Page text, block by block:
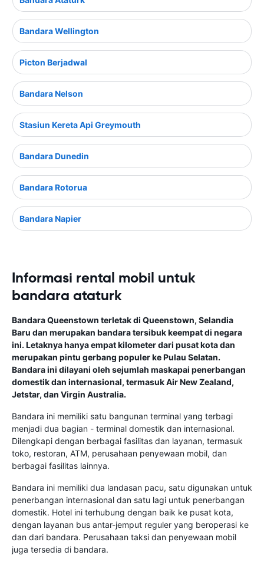
Bandara Wellington
Picton Berjadwal
Bandara Nelson
Stasiun Kereta Api Greymouth
Bandara Dunedin
Bandara Rotorua
Bandara Napier
Informasi rental mobil untuk
bandara ataturk
Bandara Queenstown terletak di Queenstown, Selandia
Baru dan merupakan bandara tersibuk keempat di negara
ini. Letaknya hanya empat kilometer dari pusat kota dan
merupakan pintu gerbang populer ke Pulau Selatan.
Bandara ini dilayani oleh sejumlah maskapai penerbangan
domestik dan internasional, termasuk Air New Zealand,
Jetstar, dan Virgin Australia.
Bandara ini memiliki satu bangunan terminal yang terbagi
menjadi dua bagian - terminal domestik dan internasional.
Dilengkapi dengan berbagai fasilitas dan layanan, termasuk
toko, restoran, ATM, perusahaan penyewaan mobil, dan
berbagai fasilitas lainnya.
Bandara ini memiliki dua landasan pacu, satu digunakan untuk
penerbangan internasional dan satu lagi untuk penerbangan
domestik. Hotel ini terhubung dengan baik ke pusat kota,
dengan layanan bus antar-jemput reguler yang beroperasi ke
dan dari bandara. Perusahaan taksi dan penyewaan mobil
juga tersedia di bandara.